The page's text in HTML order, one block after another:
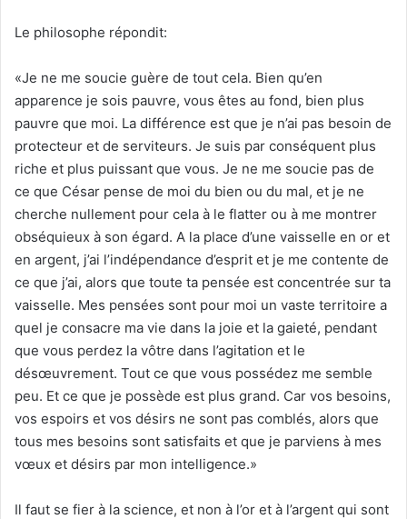
Le philosophe répondit:
«Je ne me soucie guère de tout cela. Bien qu’en
apparence je sois pauvre, vous êtes au fond, bien plus
pauvre que moi. La différence est que je n’ai pas besoin de
protecteur et de serviteurs. Je suis par conséquent plus
riche et plus puissant que vous. Je ne me soucie pas de
ce que César pense de moi du bien ou du mal, et je ne
cherche nullement pour cela à le flatter ou à me montrer
obséquieux à son égard. A la place d’une vaisselle en or et
en argent, j’ai l’indépendance d’esprit et je me contente de
ce que j’ai, alors que toute ta pensée est concentrée sur ta
vaisselle. Mes pensées sont pour moi un vaste territoire a
quel je consacre ma vie dans la joie et la gaieté, pendant
que vous perdez la vôtre dans l’agitation et le
désœuvrement. Tout ce que vous possédez me semble
peu. Et ce que je possède est plus grand. Car vos besoins,
vos espoirs et vos désirs ne sont pas comblés, alors que
tous mes besoins sont satisfaits et que je parviens à mes
vœux et désirs par mon intelligence.»
Il faut se fier à la science, et non à l’or et à l’argent qui sont